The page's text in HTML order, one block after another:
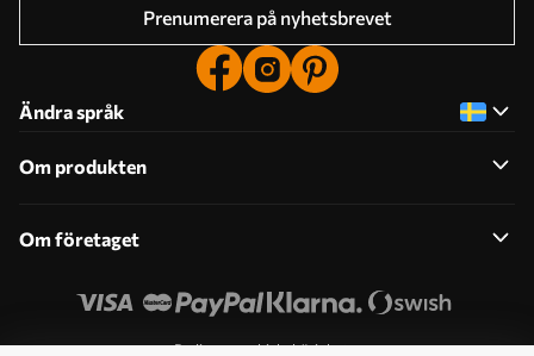
Prenumerera på nyhetsbrevet
Ändra språk
Om produkten
Om företaget
Redigera cookiebehörigheter